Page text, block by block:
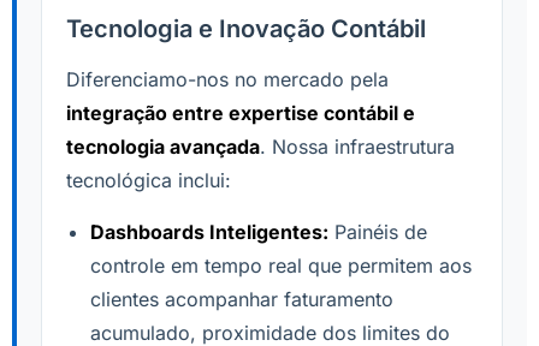
Tecnologia e Inovação Contábil
Diferenciamo-nos no mercado pela
integração entre expertise contábil e
tecnologia avançada. Nossa infraestrutura
tecnológica inclui:
Dashboards Inteligentes: Painéis de
controle em tempo real que permitem aos
clientes acompanhar faturamento
acumulado, proximidade dos limites do